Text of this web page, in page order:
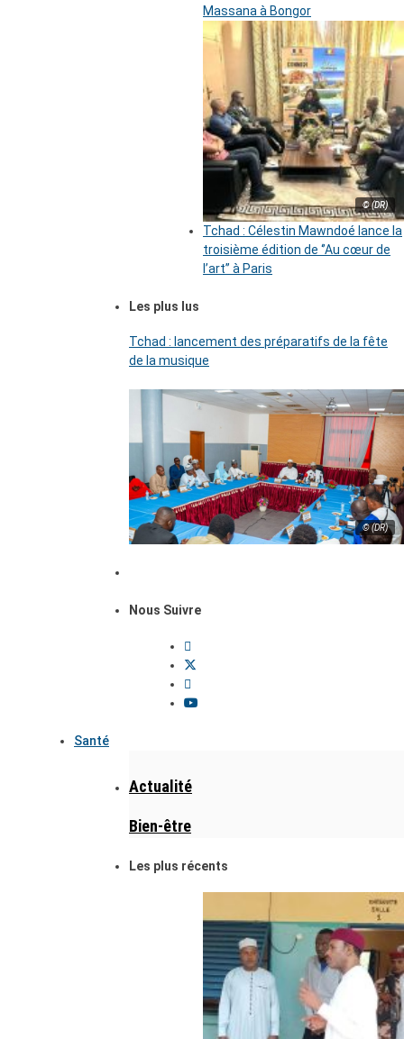
Massana à Bongor
© (DR)
Tchad : Célestin Mawndoé lance la
troisième édition de ‘’Au cœur de
l’art’’ à Paris
Les plus lus
Tchad : lancement des préparatifs de la fête
de la musique
© (DR)
Nous Suivre
Santé
Actualité
Bien-être
Les plus récents